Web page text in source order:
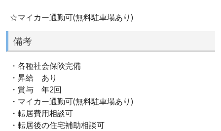
☆マイカー通勤可(無料駐車場あり)
備考
・各種社会保険完備
・昇給 あり
・賞与 年2回
・マイカー通勤可(無料駐車場あり)
・転居費用相談可
・転居後の住宅補助相談可